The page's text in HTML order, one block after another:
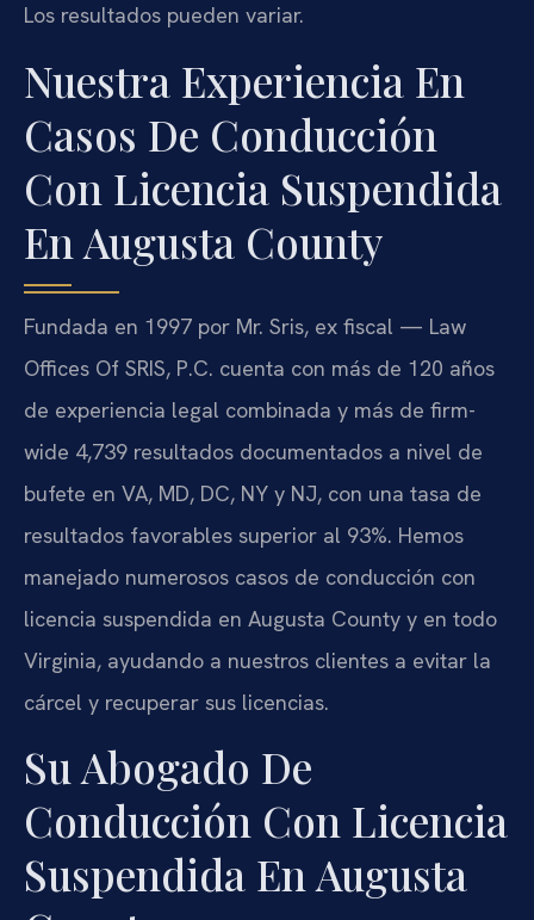
Los resultados pueden variar.
Nuestra Experiencia En
Casos De Conducción
Con Licencia Suspendida
En Augusta County
Fundada en 1997 por Mr. Sris, ex fiscal — Law
Offices Of SRIS, P.C. cuenta con más de 120 años
de experiencia legal combinada y más de firm-
wide 4,739 resultados documentados a nivel de
bufete en VA, MD, DC, NY y NJ, con una tasa de
resultados favorables superior al 93%. Hemos
manejado numerosos casos de conducción con
licencia suspendida en Augusta County y en todo
Virginia, ayudando a nuestros clientes a evitar la
cárcel y recuperar sus licencias.
Su Abogado De
Conducción Con Licencia
Suspendida En Augusta